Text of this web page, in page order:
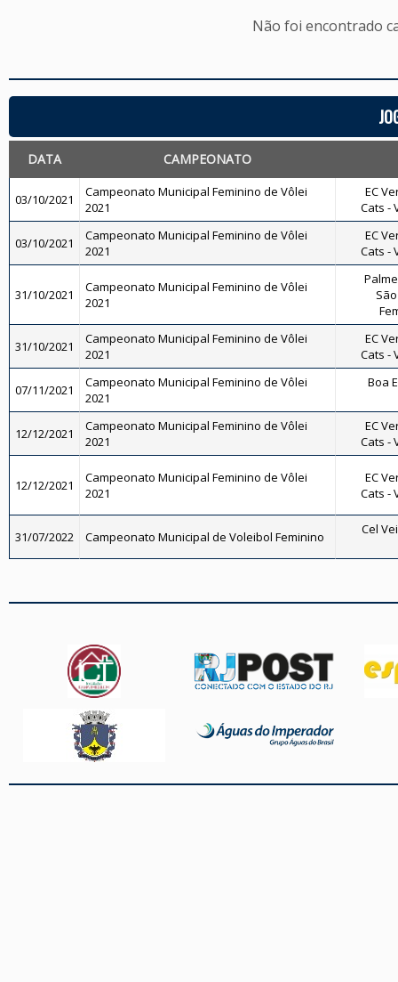
Não foi encontrado
DATA CAMPEONATO
03/10/2021
Campeonato Municipal Feminino de Vôlei
2021
EC
Cats -
03/10/2021
Campeonato Municipal Feminino de Vôlei
2021
EC
Cats -
31/10/2021
Campeonato Municipal Feminino de Vôlei
2021
31/10/2021
Campeonato Municipal Feminino de Vôlei
2021
EC
Cats -
07/11/2021
Campeonato Municipal Feminino de Vôlei
2021
Boa
12/12/2021
Campeonato Municipal Feminino de Vôlei
2021
EC
Cats -
12/12/2021
Campeonato Municipal Feminino de Vôlei
2021
EC
Cats -
31/07/2022 Campeonato Municipal de Voleibol Feminino Cel